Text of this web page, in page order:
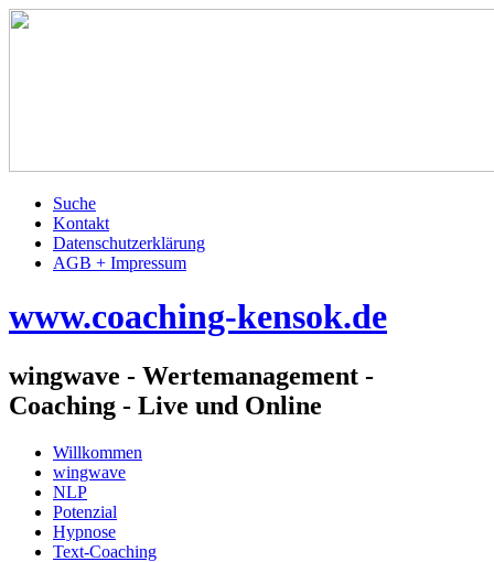
Suche
Kontakt
Datenschutzerklärung
AGB + Impressum
www.coaching-kensok.de
wingwave - Wertemanagement -
Coaching - Live und Online
Willkommen
wingwave
NLP
Potenzial
Hypnose
Text-Coaching